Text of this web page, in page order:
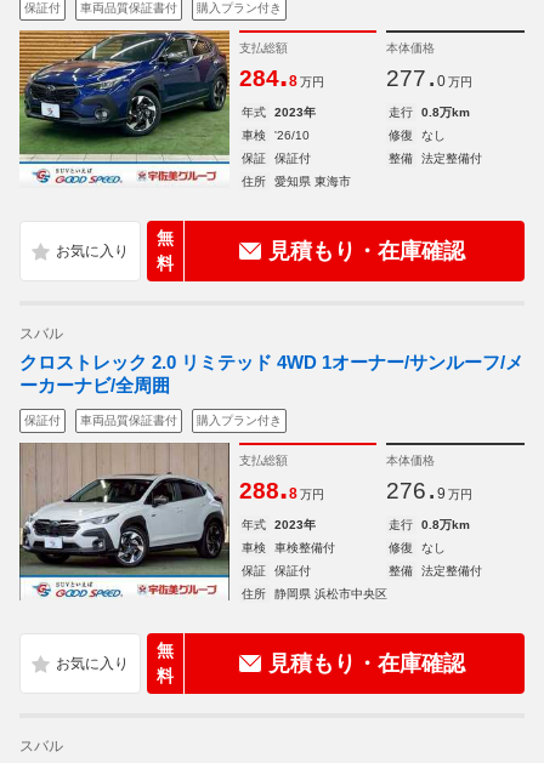
保証付 車両品質保証書付 購入プラン付き
支払総額
284.8 万円
本体価格
277. 0 万円
年式 2023年 走行
0.8万km
車検
'26/10 修復
なし
保証
保証付 整備
法定整備付
住所
愛知県 東海市
無
料
見積もり・在庫確認
スバル
クロストレック 2.0 リミテッド 4WD 1オーナー/サンルーフ/メ
ーカーナビ/全周囲
保証付 車両品質保証書付 購入プラン付き
支払総額
288.8 万円
本体価格
276. 9 万円
年式 2023年 走行
0.8万km
車検
車検整備付 修復
なし
保証
保証付 整備
法定整備付
住所
静岡県 浜松市中央区
無
料
見積もり・在庫確認
スバル